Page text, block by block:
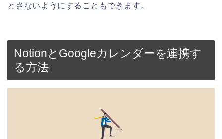
とさないようにすることもできます。
NotionとGoogleカレンダーを連携す
る方法